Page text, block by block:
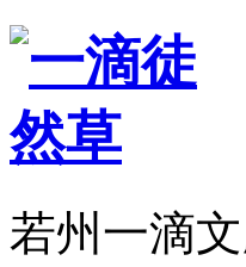
若州一滴